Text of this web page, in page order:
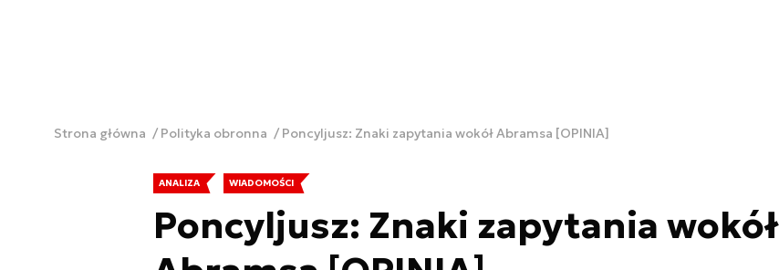
Strona główna Polityka obronna Poncyljusz: Znaki zapytania wokół Abramsa [OPINIA]
ANALIZA WIADOMOŚCI
Poncyljusz: Znaki zapytania wokół